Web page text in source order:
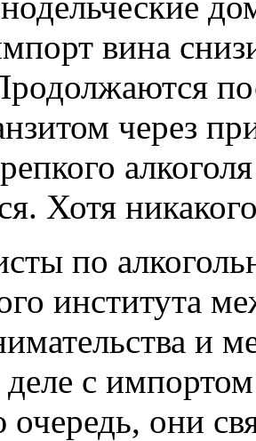
вина
через
Хотя
по
института
и
с
они